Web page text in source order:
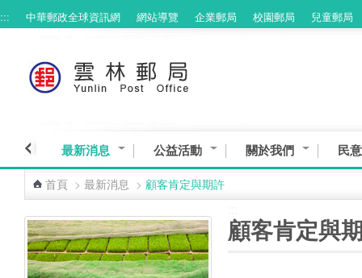
跳到主要內容區塊
::: 中華郵政全球資訊網 網站導覽 企業郵局 校園郵局 兒童郵局
最新消息 公益活動 關於我們 民
首頁 > 最新消息 > 顧客肯定與期許
顧客肯定與